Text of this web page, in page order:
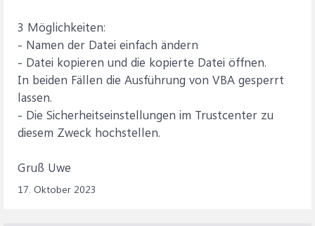
3 Möglichkeiten:
- Namen der Datei einfach ändern
- Datei kopieren und die kopierte Datei öffnen.
In beiden Fällen die Ausführung von VBA gesperrt
lassen.
- Die Sicherheitseinstellungen im Trustcenter zu
diesem Zweck hochstellen.
Gruß Uwe
17. Oktober 2023